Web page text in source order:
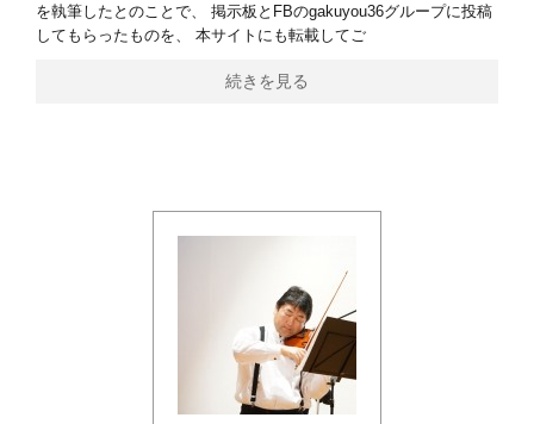
を執筆したとのことで、 掲示板とFBのgakuyou36グループに投稿
してもらったものを、 本サイトにも転載してご
続きを見る